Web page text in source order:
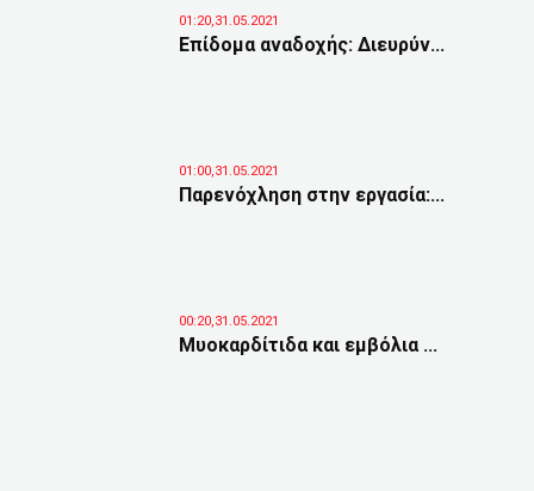
01:20,31.05.2021
Eπίδομα αναδοχής: Διευρύν...
01:00,31.05.2021
Παρενόχληση στην εργασία:...
00:20,31.05.2021
Μυοκαρδίτιδα και εμβόλια ...